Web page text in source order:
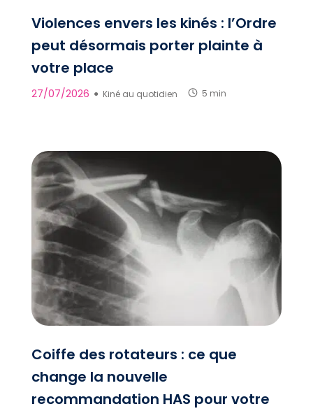
Violences envers les kinés : l’Ordre
peut désormais porter plainte à
votre place
27/07/2026 ● Kiné au quotidien 5 min
Coiffe des rotateurs : ce que
change la nouvelle
recommandation HAS pour votre